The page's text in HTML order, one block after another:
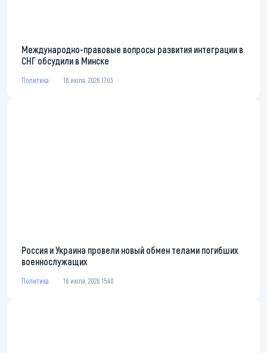
Международно-правовые вопросы развития интеграции в
СНГ обсудили в Минске
Политика 16 июля, 2026 17:03
Россия и Украина провели новый обмен телами погибших
военнослужащих
Политика 16 июля, 2026 15:40